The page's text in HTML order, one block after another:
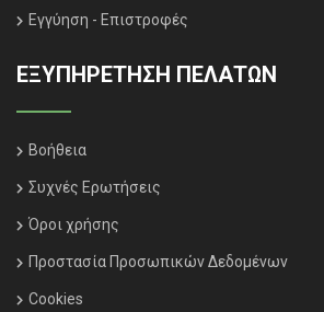
Εγγύηση - Επιστροφές
ΕΞΥΠΗΡΈΤΗΣΗ ΠΕΛΑΤΏΝ
Βοήθεια
Συχνές Ερωτήσεις
Όροι χρήσης
Προστασία Προσωπικών Δεδομένων
Cookies